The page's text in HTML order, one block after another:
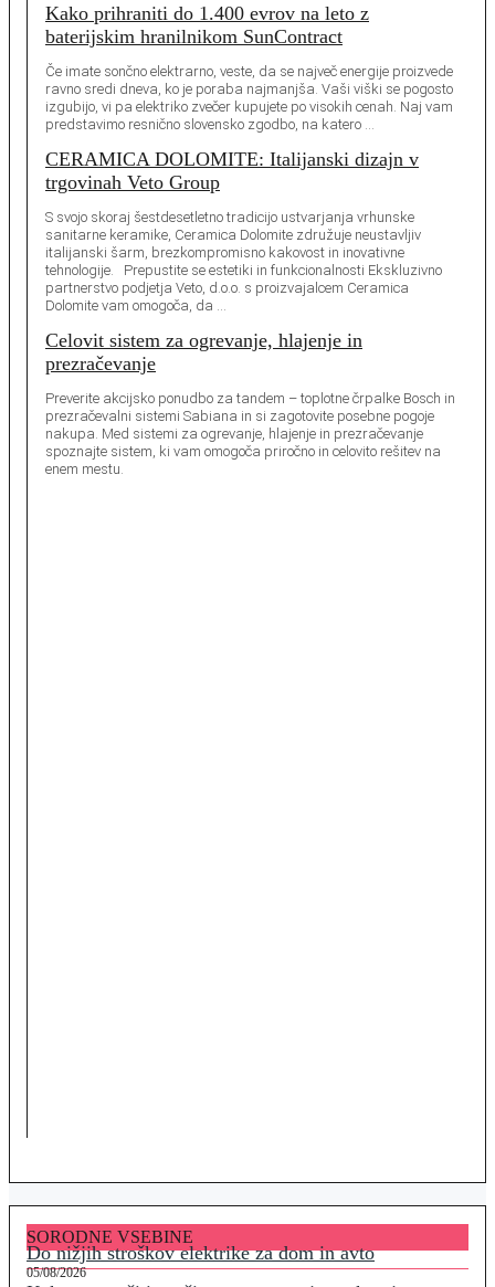
Kako prihraniti do 1.400 evrov na leto z
baterijskim hranilnikom SunContract
Če imate sončno elektrarno, veste, da se največ energije proizvede
ravno sredi dneva, ko je poraba najmanjša. Vaši viški se pogosto
izgubijo, vi pa elektriko zvečer kupujete po visokih cenah. Naj vam
predstavimo resnično slovensko zgodbo, na katero …
CERAMICA DOLOMITE: Italijanski dizajn v
trgovinah Veto Group
S svojo skoraj šestdesetletno tradicijo ustvarjanja vrhunske
sanitarne keramike, Ceramica Dolomite združuje neustavljiv
italijanski šarm, brezkompromisno kakovost in inovativne
tehnologije. Prepustite se estetiki in funkcionalnosti Ekskluzivno
partnerstvo podjetja Veto, d.o.o. s proizvajalcem Ceramica
Dolomite vam omogoča, da …
Celovit sistem za ogrevanje, hlajenje in
prezračevanje
Preverite akcijsko ponudbo za tandem – toplotne črpalke Bosch in
prezračevalni sistemi Sabiana in si zagotovite posebne pogoje
nakupa. Med sistemi za ogrevanje, hlajenje in prezračevanje
spoznajte sistem, ki vam omogoča priročno in celovito rešitev na
enem mestu.
SORODNE VSEBINE
Do nižjih stroškov elektrike za dom in avto
05/08/2026